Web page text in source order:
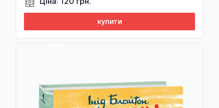
Настоящая история
Наукова фантастика Фоліо
Наукові біографії
Одеські хроніки
Натанієль Готорн (Nathaniel Hawthorne)
О. Генрі (O Henry)
Олександр Мимрук (Oleksandr Mymruk)
Олексій Бобровников (Oleksiy Bobrovnikov)
купити